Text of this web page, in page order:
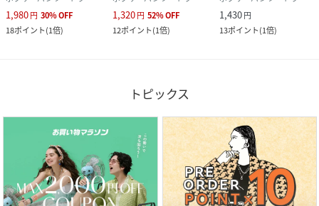
1,980円 30%OFF
18ポイント(1倍)
1,320円 52%OFF
12ポイント(1倍)
1,430円
13ポイント(1倍)
トピックス